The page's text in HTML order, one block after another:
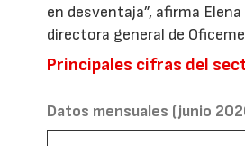
en desventaja”, afirma Elena
directora general de
Principales cifras del
Datos mensuales (junio